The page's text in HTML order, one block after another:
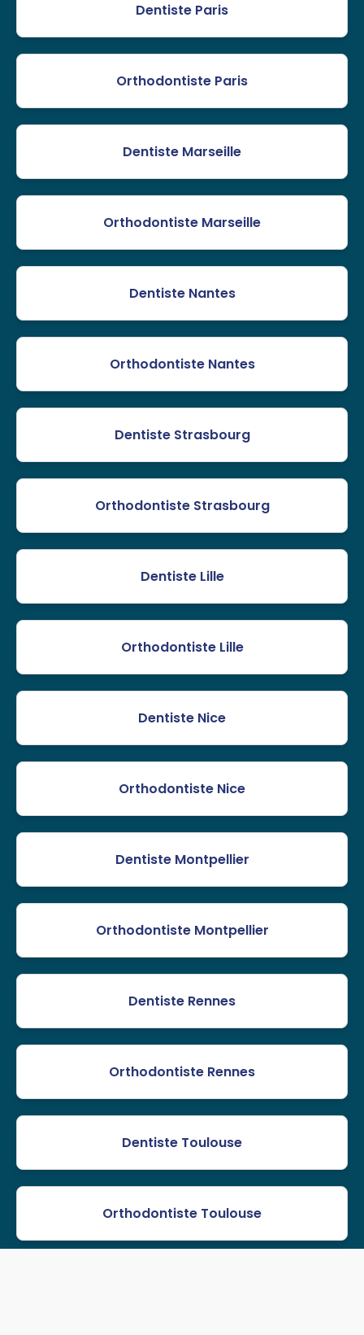
Dentiste Paris
Orthodontiste Paris
Dentiste Marseille
Orthodontiste Marseille
Dentiste Nantes
Orthodontiste Nantes
Dentiste Strasbourg
Orthodontiste Strasbourg
Dentiste Lille
Orthodontiste Lille
Dentiste Nice
Orthodontiste Nice
Dentiste Montpellier
Orthodontiste Montpellier
Dentiste Rennes
Orthodontiste Rennes
Dentiste Toulouse
Orthodontiste Toulouse